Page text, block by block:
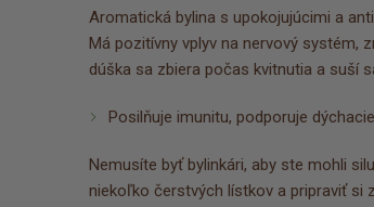
Aromatická bylina s upokojujúcimi a
Má pozitívny vplyv na nervový systém,
dúška sa zbiera počas kvitnutia a suší
Posilňuje imunitu, podporuje
Nemusíte byť bylinkári, aby ste mohli
niekoľko čerstvých lístkov a pripraviť si